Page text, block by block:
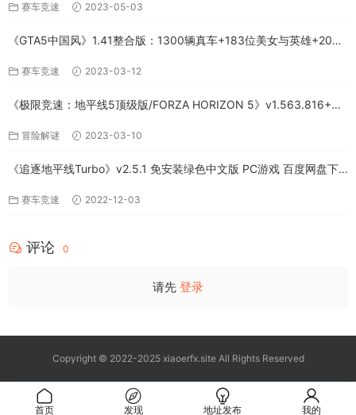
赛车竞速 2023-05-03
《GTA5中国风》1.41整合版：1300辆真车+183位美女与英雄+200%
赛车竞速 2023-03-12
《极限竞速：地平线5顶级版/FORZA HORIZON 5》v1.563.816+全
冒险解谜 2023-03-10
《追逐地平线Turbo》v2.5.1 免安装绿色中文版 PC游戏 百度网盘下
赛车竞速 2022-12-03
评论 0
请先 登录
Copyright © 2022-2025 xiaoerfx.site All Rights Reserved
首页 发现 地址发布 我的